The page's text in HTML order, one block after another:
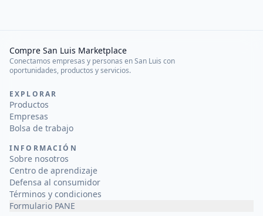
Compre San Luis Marketplace
Conectamos empresas y personas en San Luis con
oportunidades, productos y servicios.
EXPLORAR
Productos
Empresas
Bolsa de trabajo
INFORMACIÓN
Sobre nosotros
Centro de aprendizaje
Defensa al consumidor
Términos y condiciones
Formulario PANE